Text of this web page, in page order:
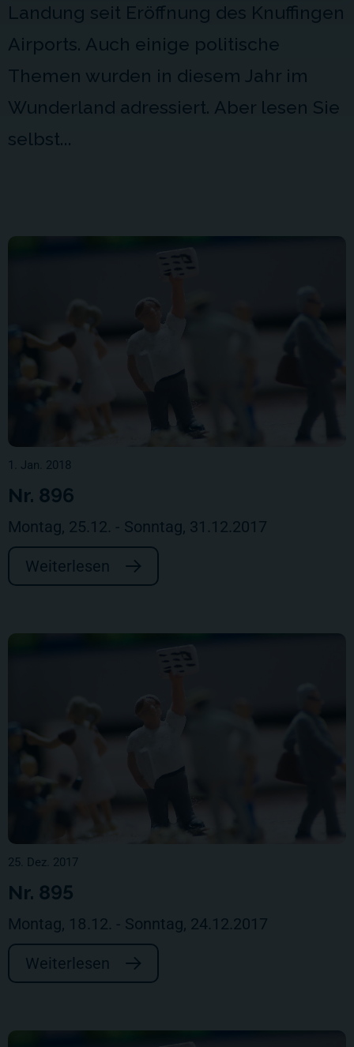
Landung seit Eröffnung des Knuffingen
Airports. Auch einige politische
Themen wurden in diesem Jahr im
Wunderland adressiert. Aber lesen Sie
selbst...
1. Jan. 2018
Nr. 896
Montag, 25.12. - Sonntag, 31.12.2017
Weiterlesen
25. Dez. 2017
Nr. 895
Montag, 18.12. - Sonntag, 24.12.2017
Weiterlesen